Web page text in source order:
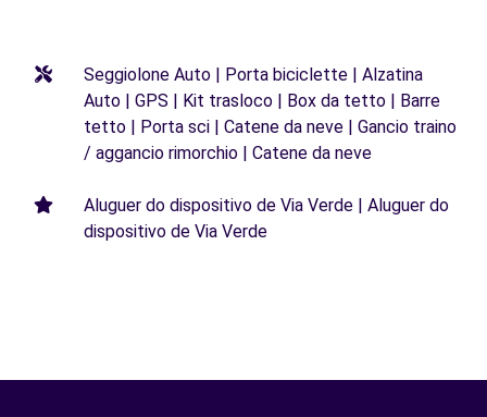
Seggiolone Auto | Porta biciclette | Alzatina
Auto | GPS | Kit trasloco | Box da tetto | Barre
tetto | Porta sci | Catene da neve | Gancio traino
/ aggancio rimorchio | Catene da neve
Aluguer do dispositivo de Via Verde | Aluguer do
dispositivo de Via Verde